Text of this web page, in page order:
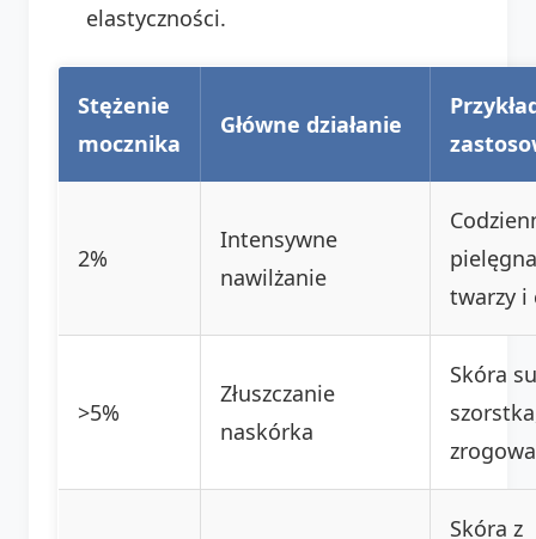
elastyczności.
Stężenie
mocznika
Główne działanie
2%
Intensywne
nawilżanie
twarzy i
>5%
Złuszczanie
naskórka
Skóra
Skóra z